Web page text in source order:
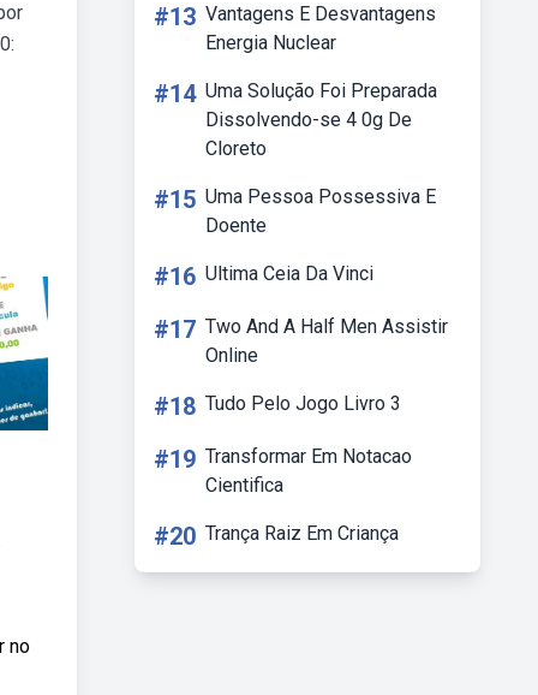
no
#13 Vantagens E Desvantagens
Energia Nuclear
#14 Uma Solução Foi Preparada
Dissolvendo-se 4 0g De
Cloreto
#15 Uma Pessoa Possessiva E
Doente
#16 Ultima Ceia Da Vinci
#17 Two And A Half Men Assistir
Online
#18 Tudo Pelo Jogo Livro 3
#19 Transformar Em Notacao
Cientifica
#20 Trança Raiz Em Criança